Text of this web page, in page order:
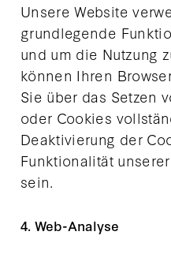
Unsere Website
grundlegende
und um die Nutzung
können Ihren
Sie über das Setzen
oder Cookies
Deaktivierung der
Funktionalität
sein.
4. Web-Analyse